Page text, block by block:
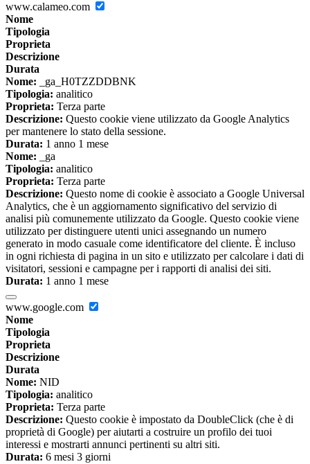
www.calameo.com
Nome
Tipologia
Proprieta
Descrizione
Durata
Nome: _ga_H0TZZDDBNK
Tipologia: analitico
Proprieta: Terza parte
Descrizione: Questo cookie viene utilizzato da Google Analytics
per mantenere lo stato della sessione.
Durata: 1 anno 1 mese
Nome: _ga
Tipologia: analitico
Proprieta: Terza parte
Descrizione: Questo nome di cookie è associato a Google Universal
Analytics, che è un aggiornamento significativo del servizio di
analisi più comunemente utilizzato da Google. Questo cookie viene
utilizzato per distinguere utenti unici assegnando un numero
generato in modo casuale come identificatore del cliente. È incluso
in ogni richiesta di pagina in un sito e utilizzato per calcolare i dati di
visitatori, sessioni e campagne per i rapporti di analisi dei siti.
Durata: 1 anno 1 mese
www.google.com
Nome
Tipologia
Proprieta
Descrizione
Durata
Nome: NID
Tipologia: analitico
Proprieta: Terza parte
Descrizione: Questo cookie è impostato da DoubleClick (che è di
proprietà di Google) per aiutarti a costruire un profilo dei tuoi
interessi e mostrarti annunci pertinenti su altri siti.
Durata: 6 mesi 3 giorni